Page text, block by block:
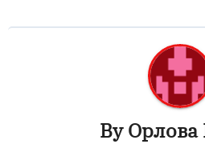
ByОрлова